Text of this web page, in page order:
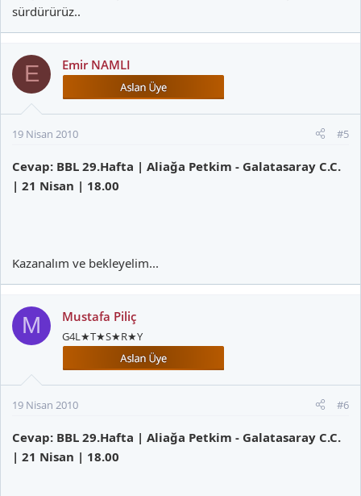
sürdürürüz..
E Emir NAMLI
19 Nisan 2010 #5
Cevap: BBL 29.Hafta | Aliağa Petkim - Galatasaray C.C.
| 21 Nisan | 18.00
Kazanalım ve bekleyelim...
M Mustafa Piliç
G4L★T★S★R★Y
19 Nisan 2010 #6
Cevap: BBL 29.Hafta | Aliağa Petkim - Galatasaray C.C.
| 21 Nisan | 18.00